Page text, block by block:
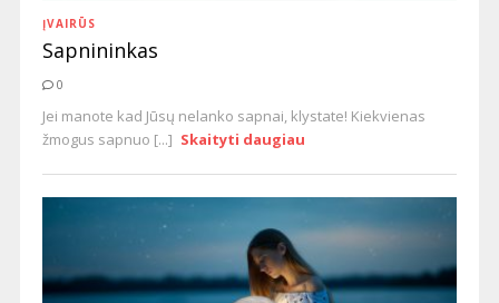
ĮVAIRŪS
Sapnininkas
0
Jei manote kad Jūsų nelanko sapnai, klystate! Kiekvienas
žmogus sapnuo [...] Skaityti daugiau